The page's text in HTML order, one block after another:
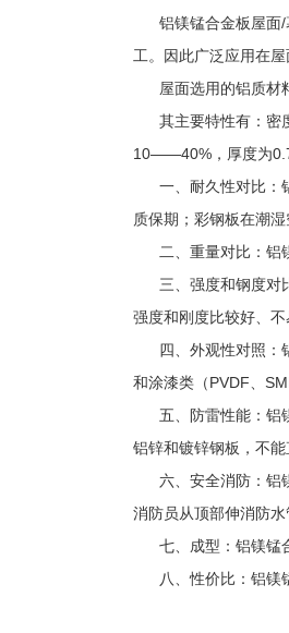
铝镁锰合金板屋面
工。因此广泛应用在
屋面选用的铝质材
其主要特性有：
10——40%，厚度为
一、耐久性对比：
质保期；彩钢板在潮
二、重量对比：铝
三、强度和钢度对
强度和刚度比较好、不
四、外观性对照：
和涂漆类（PVDF、
五、防雷性能：铝
铝锌和镀锌钢板，不
六、安全消防：铝
消防员从顶部伸消防
七、成型：铝镁锰
八、性价比：铝镁